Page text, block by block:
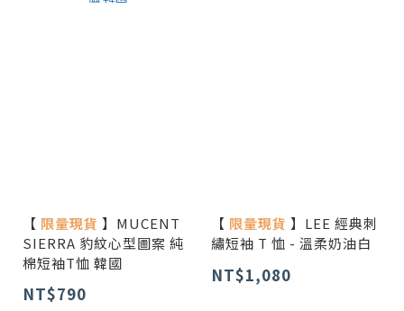
【 限量現貨 】MUCENT
SIERRA 豹紋心型圖案 純
棉短袖T恤 韓國
NT$790
【 限量現貨 】LEE 經典刺
繡短袖 T 恤 - 溫柔奶油白
NT$1,080